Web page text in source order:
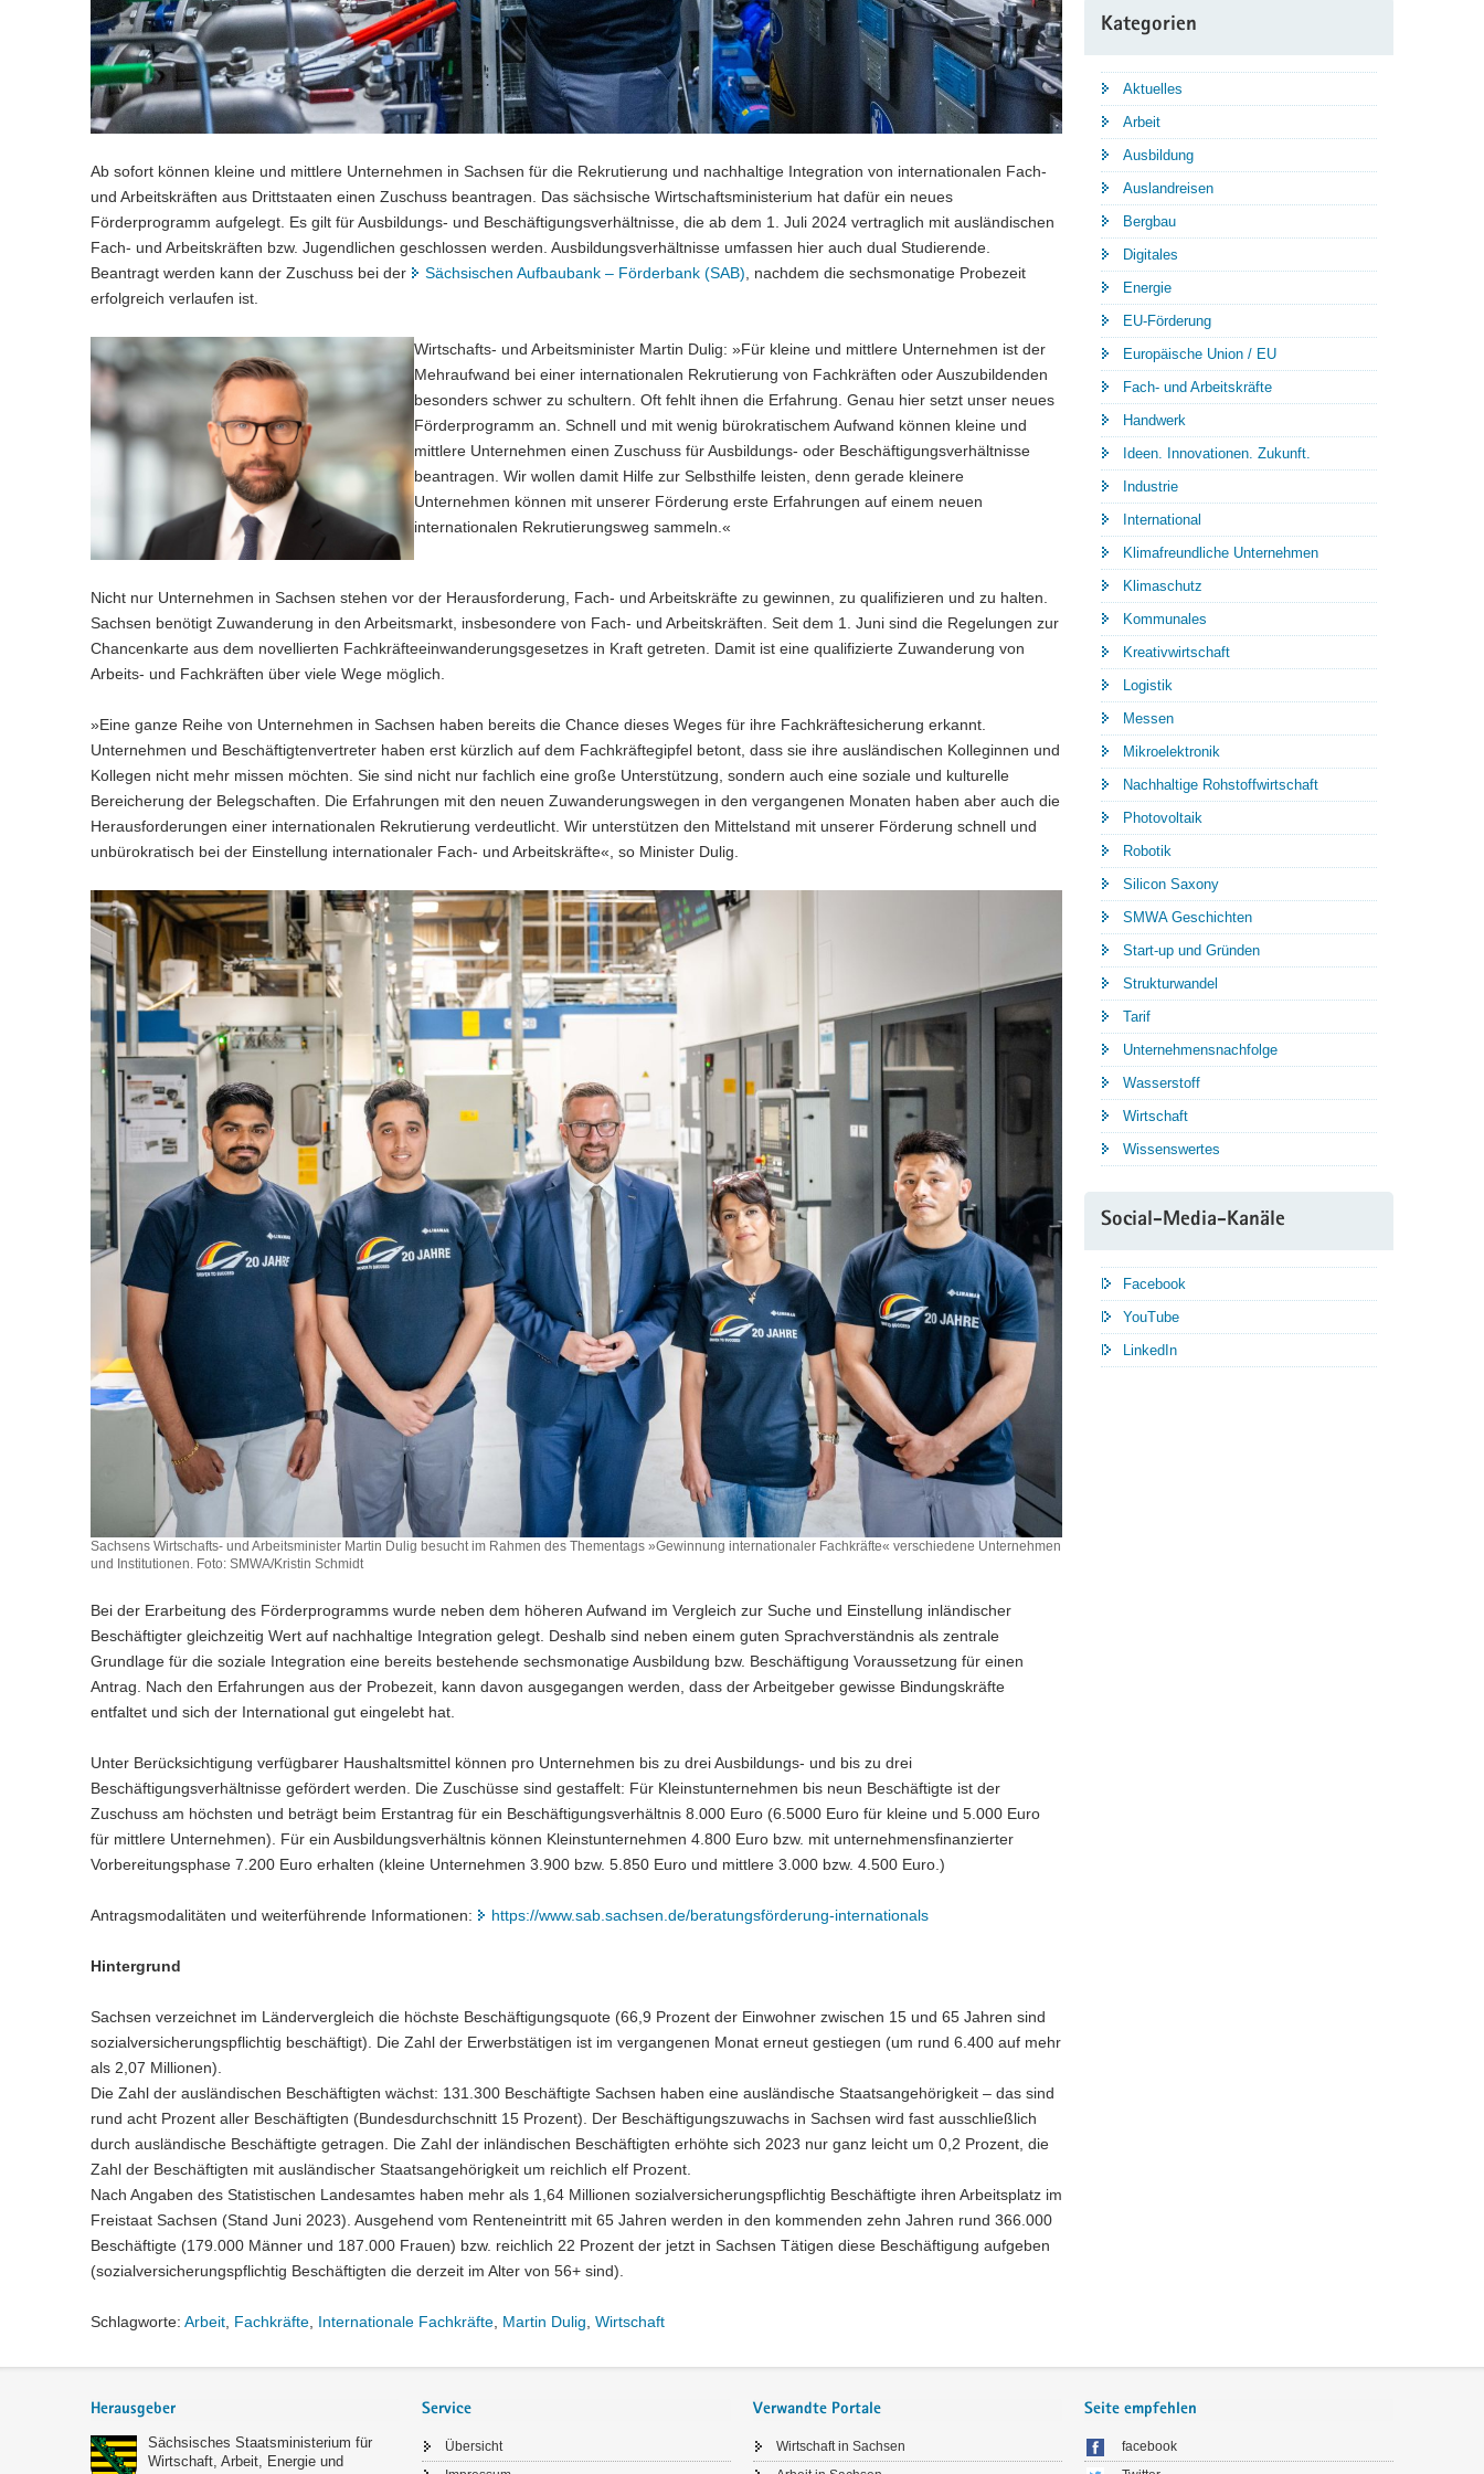
Ab sofort können kleine und mittlere Unternehmen in Sachsen für die Rekrutierung und nachhaltige Integration von internationalen Fach-
und Arbeitskräften aus Drittstaaten einen Zuschuss beantragen. Das sächsische Wirtschaftsministerium hat dafür ein neues
Förderprogramm aufgelegt. Es gilt für Ausbildungs- und Beschäftigungsverhältnisse, die ab dem 1. Juli 2024 vertraglich mit ausländischen
Fach- und Arbeitskräften bzw. Jugendlichen geschlossen werden. Ausbildungsverhältnisse umfassen hier auch dual Studierende.
Beantragt werden kann der Zuschuss bei der
Sächsischen Aufbaubank – Förderbank (SAB) , nachdem die sechsmonatige Probezeit
erfolgreich verlaufen ist.
Wirtschafts- und Arbeitsminister Martin Dulig: »Für kleine und mittlere Unternehmen ist der
Mehraufwand bei einer internationalen Rekrutierung von Fachkräften oder Auszubildenden
besonders schwer zu schultern. Oft fehlt ihnen die Erfahrung. Genau hier setzt unser neues
Förderprogramm an. Schnell und mit wenig bürokratischem Aufwand können kleine und
mittlere Unternehmen einen Zuschuss für Ausbildungs- oder Beschäftigungsverhältnisse
beantragen. Wir wollen damit Hilfe zur Selbsthilfe leisten, denn gerade kleinere
Unternehmen können mit unserer Förderung erste Erfahrungen auf einem neuen
internationalen Rekrutierungsweg sammeln.«
Nicht nur Unternehmen in Sachsen stehen vor der Herausforderung, Fach- und Arbeitskräfte zu gewinnen, zu qualifizieren und zu halten.
Sachsen benötigt Zuwanderung in den Arbeitsmarkt, insbesondere von Fach- und Arbeitskräften. Seit dem 1. Juni sind die Regelungen zur
Chancenkarte aus dem novellierten Fachkräfteeinwanderungsgesetzes in Kraft getreten. Damit ist eine qualifizierte Zuwanderung von
Arbeits- und Fachkräften über viele Wege möglich.
»Eine ganze Reihe von Unternehmen in Sachsen haben bereits die Chance dieses Weges für ihre Fachkräftesicherung erkannt.
Unternehmen und Beschäftigtenvertreter haben erst kürzlich auf dem Fachkräftegipfel betont, dass sie ihre ausländischen Kolleginnen und
Kollegen nicht mehr missen möchten. Sie sind nicht nur fachlich eine große Unterstützung, sondern auch eine soziale und kulturelle
Bereicherung der Belegschaften. Die Erfahrungen mit den neuen Zuwanderungswegen in den vergangenen Monaten haben aber auch die
Herausforderungen einer internationalen Rekrutierung verdeutlicht. Wir unterstützen den Mittelstand mit unserer Förderung schnell und
unbürokratisch bei der Einstellung internationaler Fach- und Arbeitskräfte«, so Minister Dulig.
Sachsens Wirtschafts- und Arbeitsminister Martin Dulig besucht im Rahmen des Thementags »Gewinnung internationaler Fachkräfte« verschiedene Unternehmen
und Institutionen. Foto: SMWA/Kristin Schmidt
Bei der Erarbeitung des Förderprogramms wurde neben dem höheren Aufwand im Vergleich zur Suche und Einstellung inländischer
Beschäftigter gleichzeitig Wert auf nachhaltige Integration gelegt. Deshalb sind neben einem guten Sprachverständnis als zentrale
Grundlage für die soziale Integration eine bereits bestehende sechsmonatige Ausbildung bzw. Beschäftigung Voraussetzung für einen
Antrag. Nach den Erfahrungen aus der Probezeit, kann davon ausgegangen werden, dass der Arbeitgeber gewisse Bindungskräfte
entfaltet und sich der International gut eingelebt hat.
Unter Berücksichtigung verfügbarer Haushaltsmittel können pro Unternehmen bis zu drei Ausbildungs- und bis zu drei
Beschäftigungsverhältnisse gefördert werden. Die Zuschüsse sind gestaffelt: Für Kleinstunternehmen bis neun Beschäftigte ist der
Zuschuss am höchsten und beträgt beim Erstantrag für ein Beschäftigungsverhältnis 8.000 Euro (6.5000 Euro für kleine und 5.000 Euro
für mittlere Unternehmen). Für ein Ausbildungsverhältnis können Kleinstunternehmen 4.800 Euro bzw. mit unternehmensfinanzierter
Vorbereitungsphase 7.200 Euro erhalten (kleine Unternehmen 3.900 bzw. 5.850 Euro und mittlere 3.000 bzw. 4.500 Euro.)
Antragsmodalitäten und weiterführende Informationen: https://www.sab.sachsen.de/beratungsförderung-internationals
Hintergrund
Sachsen verzeichnet im Ländervergleich die höchste Beschäftigungsquote (66,9 Prozent der Einwohner zwischen 15 und 65 Jahren sind
sozialversicherungspflichtig beschäftigt). Die Zahl der Erwerbstätigen ist im vergangenen Monat erneut gestiegen (um rund 6.400 auf mehr
als 2,07 Millionen).
Die Zahl der ausländischen Beschäftigten wächst: 131.300 Beschäftigte Sachsen haben eine ausländische Staatsangehörigkeit – das sind
rund acht Prozent aller Beschäftigten (Bundesdurchschnitt 15 Prozent). Der Beschäftigungszuwachs in Sachsen wird fast ausschließlich
durch ausländische Beschäftigte getragen. Die Zahl der inländischen Beschäftigten erhöhte sich 2023 nur ganz leicht um 0,2 Prozent, die
Zahl der Beschäftigten mit ausländischer Staatsangehörigkeit um reichlich elf Prozent.
Nach Angaben des Statistischen Landesamtes haben mehr als 1,64 Millionen sozialversicherungspflichtig Beschäftigte ihren Arbeitsplatz im
Freistaat Sachsen (Stand Juni 2023). Ausgehend vom Renteneintritt mit 65 Jahren werden in den kommenden zehn Jahren rund 366.000
Beschäftigte (179.000 Männer und 187.000 Frauen) bzw. reichlich 22 Prozent der jetzt in Sachsen Tätigen diese Beschäftigung aufgeben
(sozialversicherungspflichtig Beschäftigten die derzeit im Alter von 56+ sind).
Schlagworte: Arbeit Fachkräfte Internationale Fachkräfte Martin Dulig Wirtschaft
Kategorien
Aktuelles
Arbeit
Ausbildung
Auslandreisen
Bergbau
Digitales
Energie
EU-Förderung
Europäische Union / EU
Fach- und Arbeitskräfte
Handwerk
Ideen. Innovationen. Zukunft.
Industrie
International
Klimafreundliche Unternehmen
Klimaschutz
Kommunales
Kreativwirtschaft
Logistik
Messen
Mikroelektronik
Nachhaltige Rohstoffwirtschaft
Photovoltaik
Robotik
Silicon Saxony
SMWA Geschichten
Start-up und Gründen
Strukturwandel
Tarif
Unternehmensnachfolge
Wasserstoff
Wirtschaft
Wissenswertes
Social-Media-Kanäle
Facebook
YouTube
LinkedIn
Herausgeber
Sächsisches Staatsministerium für
Wirtschaft, Arbeit, Energie und
Service
Übersicht
Verwandte Portale
Wirtschaft in Sachsen
Seite empfehlen
facebook